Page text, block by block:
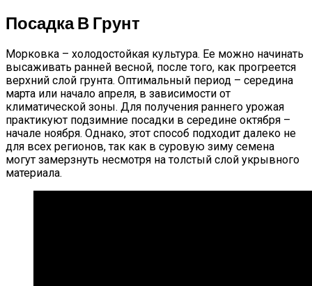
Посадка В Грунт
Морковка – холодостойкая культура. Ее можно начинать
высаживать ранней весной, после того, как прогреется
верхний слой грунта. Оптимальный период – середина
марта или начало апреля, в зависимости от
климатической зоны. Для получения раннего урожая
практикуют подзимние посадки в середине октября –
начале ноября. Однако, этот способ подходит далеко не
для всех регионов, так как в суровую зиму семена
могут замерзнуть несмотря на толстый слой укрывного
материала.